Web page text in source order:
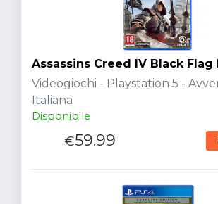
Assassins Creed IV Black Flag
Videogiochi - Playstation 5 -
Italiana
Disponibile
€59.99